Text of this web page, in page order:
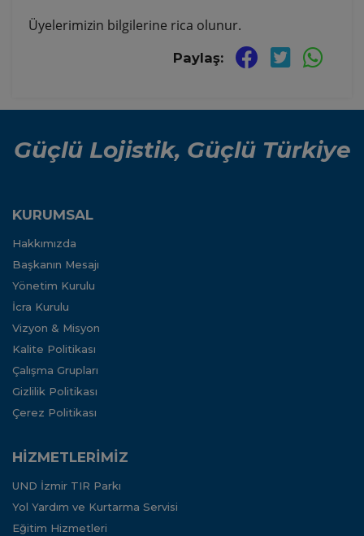
Üyelerimizin bilgilerine rica olunur.
Paylaş:
Güçlü Lojistik, Güçlü Türkiye
KURUMSAL
Hakkımızda
Başkanın Mesajı
Yönetim Kurulu
İcra Kurulu
Vizyon & Misyon
Kalite Politikası
Çalışma Grupları
Gizlilik Politikası
Çerez Politikası
HİZMETLERİMİZ
UND İzmir TIR Parkı
Yol Yardım ve Kurtarma Servisi
Eğitim Hizmetleri